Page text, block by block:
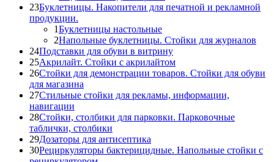
23Буклетницы. Накопители для печатной и рекламной
продукции.
1Буклетницы настольные
2Напольные буклетницы. Стойки для журналов
24Подставки для обуви в витрину
25Акрилайт. Стойки с акрилайтом
26Стойки для демонстрации товаров. Стойки для обуви
для магазина
27Стильные стойки для рекламы, информации,
навигации
28Стойки, столбики для парковки. Парковочные
таблички, столбики
29Дозаторы для антисептика
30Рециркуляторы бактерицидные. Напольные стойки с